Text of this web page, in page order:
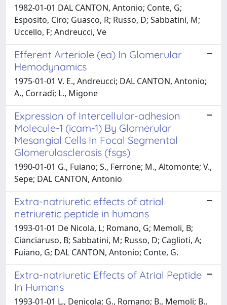
1982-01-01 DAL CANTON, Antonio; Conte, G;
Esposito, Ciro; Guasco, R; Russo, D; Sabbatini, M;
Uccello, F; Andreucci, Ve
Efferent Arteriole (ea) In Glomerular
Hemodynamics
1975-01-01 V. E., Andreucci; DAL CANTON, Antonio;
A., Corradi; L., Migone
Expression of Intercellular-adhesion
Molecule-1 (icam-1) By Glomerular
Mesangial Cells In Focal Segmental
Glomerulosclerosis (fsgs)
1990-01-01 G., Fuiano; S., Ferrone; M., Altomonte; V.,
Sepe; DAL CANTON, Antonio
Extra-natriuretic effects of atrial
netriuretic peptide in humans
1993-01-01 De Nicola, L; Romano, G; Memoli, B;
Cianciaruso, B; Sabbatini, M; Russo, D; Caglioti, A;
Fuiano, G; DAL CANTON, Antonio; Conte, G.
Extra-natriuretic Effects of Atrial Peptide
In Humans
1993-01-01 L., Denicola; G., Romano; B., Memoli; B.,